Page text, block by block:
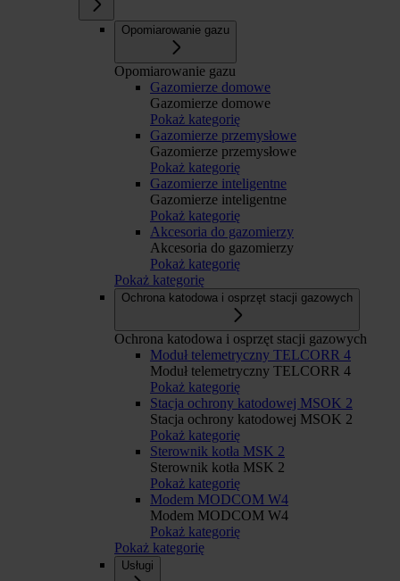
Opomiarowanie gazu
Opomiarowanie gazu
Gazomierze domowe
Gazomierze domowe
Pokaż kategorię
Gazomierze przemysłowe
Gazomierze przemysłowe
Pokaż kategorię
Gazomierze inteligentne
Gazomierze inteligentne
Pokaż kategorię
Akcesoria do gazomierzy
Akcesoria do gazomierzy
Pokaż kategorię
Pokaż kategorię
Ochrona katodowa i osprzęt stacji gazowych
Ochrona katodowa i osprzęt stacji gazowych
Moduł telemetryczny TELCORR 4
Moduł telemetryczny TELCORR 4
Pokaż kategorię
Stacja ochrony katodowej MSOK 2
Stacja ochrony katodowej MSOK 2
Pokaż kategorię
Sterownik kotła MSK 2
Sterownik kotła MSK 2
Pokaż kategorię
Modem MODCOM W4
Modem MODCOM W4
Pokaż kategorię
Pokaż kategorię
Usługi